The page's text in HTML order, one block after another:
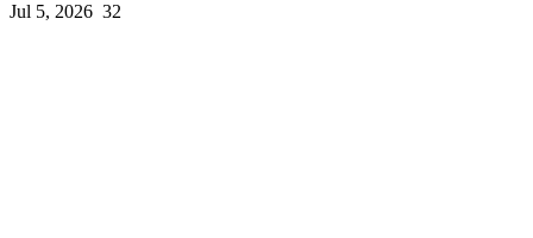
Jul 5, 2026 32